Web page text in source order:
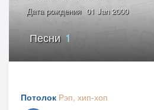
Дата рождения 01 Jan 2000
Песни 1
Потолок Рэп, хип-хоп